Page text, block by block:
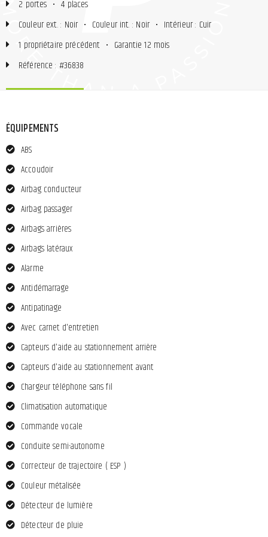
2 portes • 4 places
Couleur ext. : Noir • Couleur int. : Noir • Intérieur : Cuir
1 propriétaire précédent • Garantie 12 mois
Référence : #36838
ÉQUIPEMENTS
ABS
Accoudoir
Airbag conducteur
Airbag passager
Airbags arrières
Airbags latéraux
Alarme
Antidémarrage
Antipatinage
Avec carnet d'entretien
Capteurs d'aide au stationnement arrière
Capteurs d'aide au stationnement avant
Chargeur téléphone sans fil
Climatisation automatique
Commande vocale
Conduite semi-autonome
Correcteur de trajectoire ( ESP )
Couleur métalisée
Détecteur de lumière
Détecteur de pluie